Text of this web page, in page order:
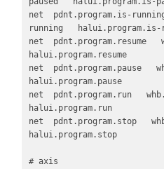
net  pdnt.program.is-
running   halui.program.is-
net  pdnt.program.resume
halui.program.resume
net  pdnt.program.pause
halui.program.pause
net  pdnt.program.run
halui.program.run
net  pdnt.program.stop
halui.program.stop
# axis